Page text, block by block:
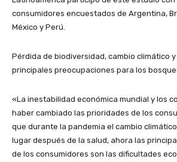
consumidores encuestados de Argentina,
México y Perú.
Pérdida de biodiversidad, cambio climático
principales preocupaciones para los
«La inestabilidad económica mundial y los
haber cambiado las prioridades de los
que durante la pandemia el cambio
lugar después de la salud, ahora las
de los consumidores son las dificultades